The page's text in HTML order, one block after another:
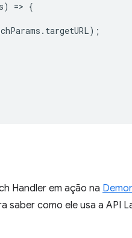
) => {
. targetURL);
Handler em ação na
saber como ele usa a API